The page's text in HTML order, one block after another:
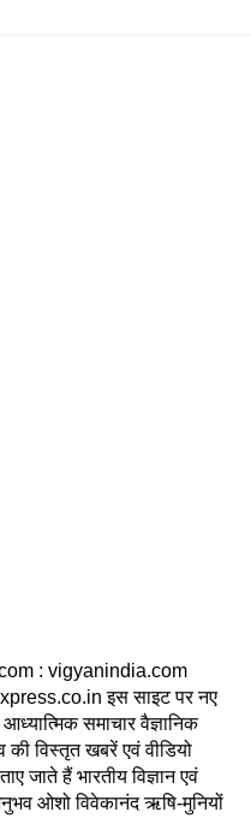
: vigyanindia.com
इस साइट पर नए
समाचार वैज्ञानिक
की विस्तृत खबरें एवं वीडियो
जाते हैं भारतीय विज्ञान एवं
ओशो विवेकानंद ऋषि-मुनियों